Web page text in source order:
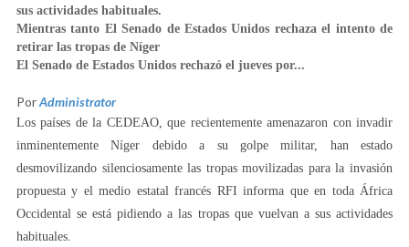
sus actividades habituales.
Mientras tanto El Senado de Estados Unidos rechaza el intento de
retirar las tropas de Níger
El Senado de Estados Unidos rechazó el jueves por...
PorAdministrator
Los países de la CEDEAO, que recientemente amenazaron con invadir
inminentemente Níger debido a su golpe militar, han estado
desmovilizando silenciosamente las tropas movilizadas para la invasión
propuesta y el medio estatal francés RFI informa que en toda África
Occidental se está pidiendo a las tropas que vuelvan a sus actividades
habituales.